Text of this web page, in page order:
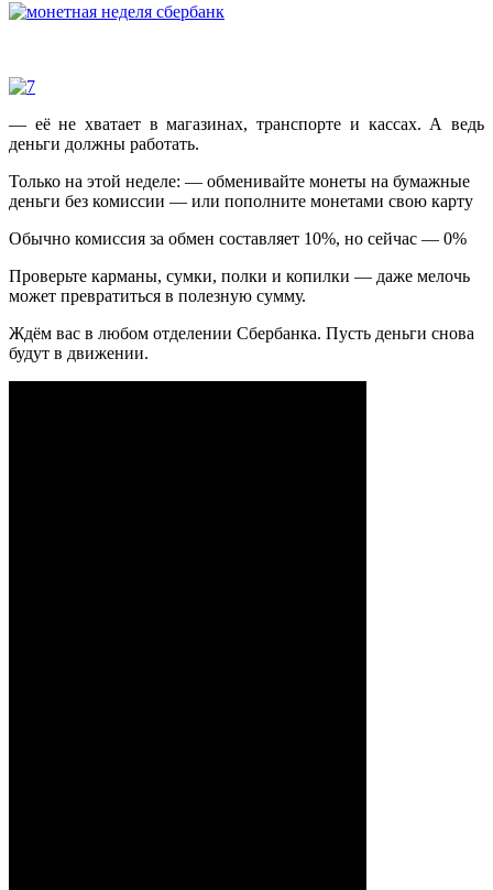
— её не хватает в магазинах, транспорте и кассах. А ведь
деньги должны работать.
Только на этой неделе: — обменивайте монеты на бумажные
деньги без комиссии — или пополните монетами свою карту
Обычно комиссия за обмен составляет 10%, но сейчас — 0%
Проверьте карманы, сумки, полки и копилки — даже мелочь
может превратиться в полезную сумму.
Ждём вас в любом отделении Сбербанка. Пусть деньги снова
будут в движении.